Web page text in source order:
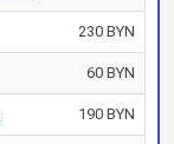
230 BYN
60 BYN
190 BYN